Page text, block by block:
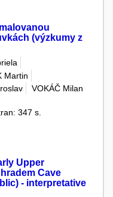
(výzkumy z
Martin
VOKÁČ Milan
347 s.
Upper
Cave
- interpretative